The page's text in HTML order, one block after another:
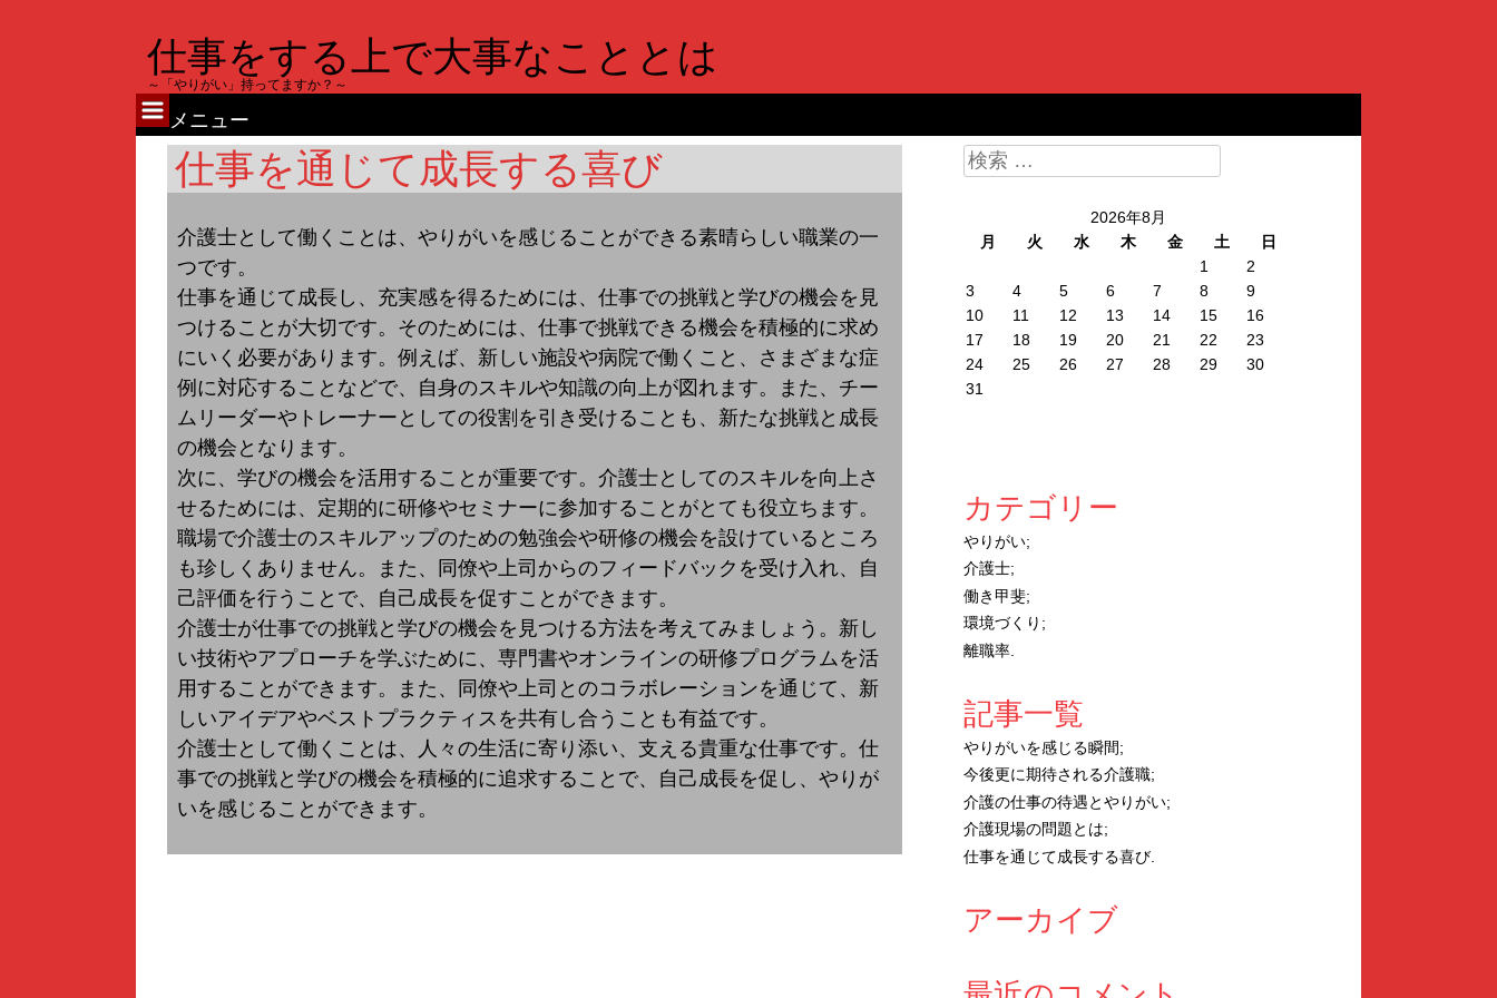
仕事をする上で大事なこととは
～「やりがい」持ってますか？～
メニュー
仕事を通じて成長する喜び
介護士として働くことは、やりがいを感じることができる素晴らしい職業の一
つです。
仕事を通じて成長し、充実感を得るためには、仕事での挑戦と学びの機会を見
つけることが大切です。そのためには、仕事で挑戦できる機会を積極的に求め
にいく必要があります。例えば、新しい施設や病院で働くこと、さまざまな症
例に対応することなどで、自身のスキルや知識の向上が図れます。また、チー
ムリーダーやトレーナーとしての役割を引き受けることも、新たな挑戦と成長
の機会となります。
次に、学びの機会を活用することが重要です。介護士としてのスキルを向上さ
せるためには、定期的に研修やセミナーに参加することがとても役立ちます。
職場で介護士のスキルアップのための勉強会や研修の機会を設けているところ
も珍しくありません。また、同僚や上司からのフィードバックを受け入れ、自
己評価を行うことで、自己成長を促すことができます。
介護士が仕事での挑戦と学びの機会を見つける方法を考えてみましょう。新し
い技術やアプローチを学ぶために、専門書やオンラインの研修プログラムを活
用することができます。また、同僚や上司とのコラボレーションを通じて、新
しいアイデアやベストプラクティスを共有し合うことも有益です。
介護士として働くことは、人々の生活に寄り添い、支える貴重な仕事です。仕
事での挑戦と学びの機会を積極的に追求することで、自己成長を促し、やりが
いを感じることができます。
検
2026年8月
月
火 水 木 金 土
日
1
2
3
4 5 6 7 8
9
10
11 12 13 14 15
16
17
18 19 20 21 22
23
24
25 26 27 28 29
30
31
カテゴリー
やりがい
介護士
働き甲斐
環境づくり
離職率
記事一覧
やりがいを感じる瞬間
今後更に期待される介護職
介護の仕事の待遇とやりがい
介護現場の問題とは
仕事を通じて成長する喜び
アーカイブ